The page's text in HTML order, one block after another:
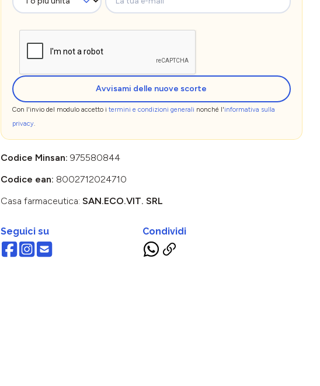
Avvisami delle nuove scorte
Con l'invio del modulo accetto i termini e condizioni generali nonché l'informativa sulla
privacy.
Codice Minsan: 975580844
Codice ean: 8002712024710
Casa farmaceutica: SAN.ECO.VIT. SRL
Seguici su Condividi